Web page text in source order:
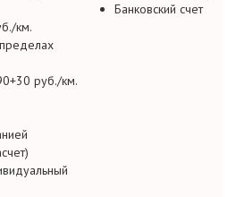
км.
руб./км.
Банковский счет